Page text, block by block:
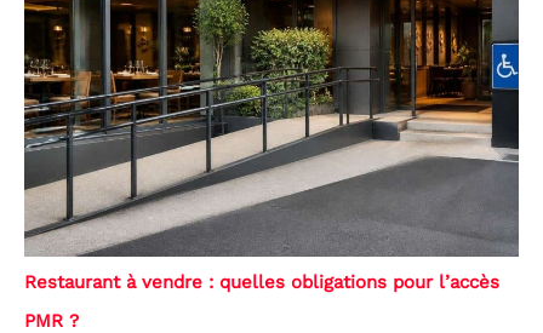
Restaurant à vendre : quelles obligations pour l’accès
PMR ?